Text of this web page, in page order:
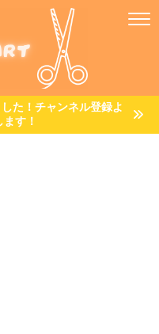
た！チャンネル登録よ
す！